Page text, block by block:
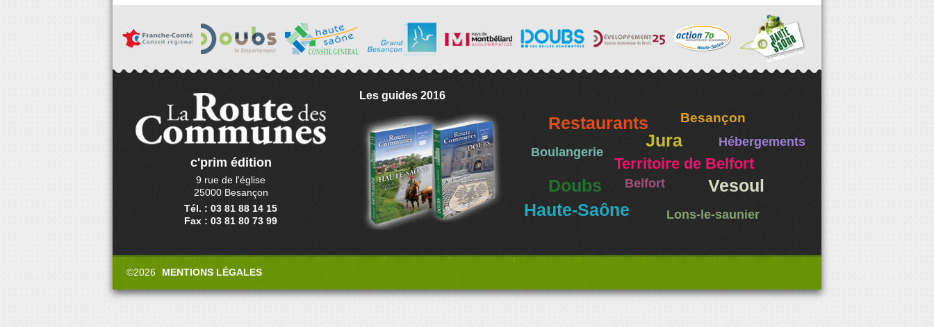
c'prim édition
9 rue de l'église
25000 Besançon
Tél. : 03 81 88 14 15
Fax : 03 81 80 73 99
Les guides 2016
Restaurants Besançon
Jura Hébergements
Boulangerie
Territoire de Belfort
Doubs Belfort
Vesoul
Haute-Saône
Lons-le-saunier
©2026 MENTIONS LÉGALES